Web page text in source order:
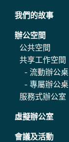
我們的故事
辦公空間
公共空間
共享工作空間
- 流動辦公桌
- 專屬辦公桌
服務式辦公室
虛擬辦公室
會議及活動